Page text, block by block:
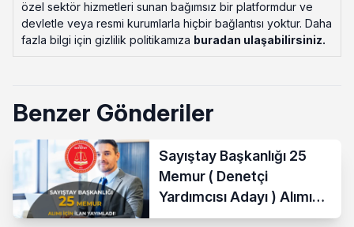
özel sektör hizmetleri sunan bağımsız bir platformdur ve
devletle veya resmi kurumlarla hiçbir bağlantısı yoktur. Daha
fazla bilgi için gizlilik politikamıza buradan ulaşabilirsiniz.
Benzer Gönderiler
Sayıştay Başkanlığı 25
Memur ( Denetçi
Yardımcısı Adayı ) Alımı
Yapacak